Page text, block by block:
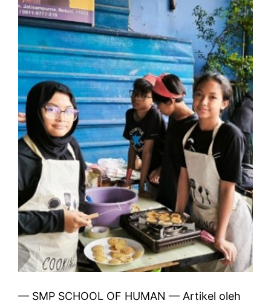
— SMP SCHOOL OF HUMAN — Artikel oleh